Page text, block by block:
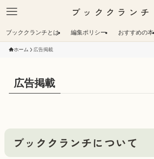
ブッククランチ
ブッククランチとは 編集ポリシー おすすめの本
ホーム 広告掲載
広告掲載
ブッククランチについて